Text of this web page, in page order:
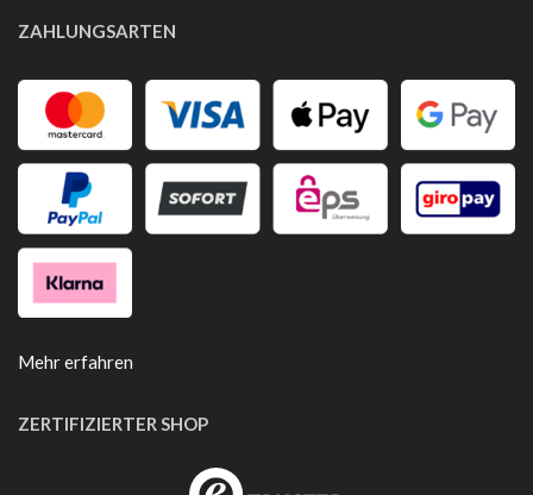
ZAHLUNGSARTEN
Mehr erfahren
ZERTIFIZIERTER SHOP